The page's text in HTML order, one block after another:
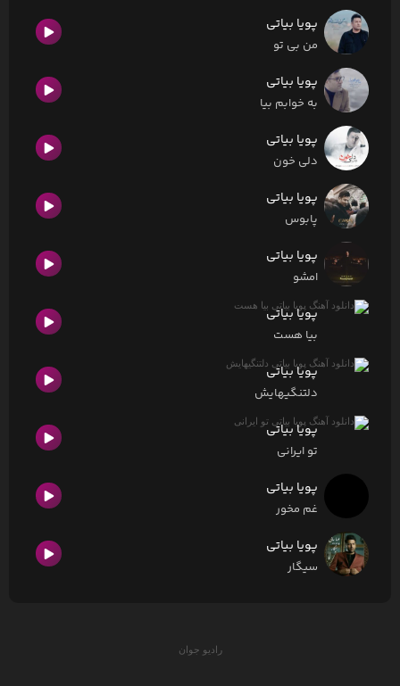
پویا بیاتی
من بی تو
پویا بیاتی
به خوابم بیا
پویا بیاتی
دلی خون
پویا بیاتی
پابوس
پویا بیاتی
امشو
پویا بیاتی
بیا هست
پویا بیاتی
دلتنگیهایش
پویا بیاتی
تو ایرانی
پویا بیاتی
غم مخور
پویا بیاتی
سیگار
رادیو جوان